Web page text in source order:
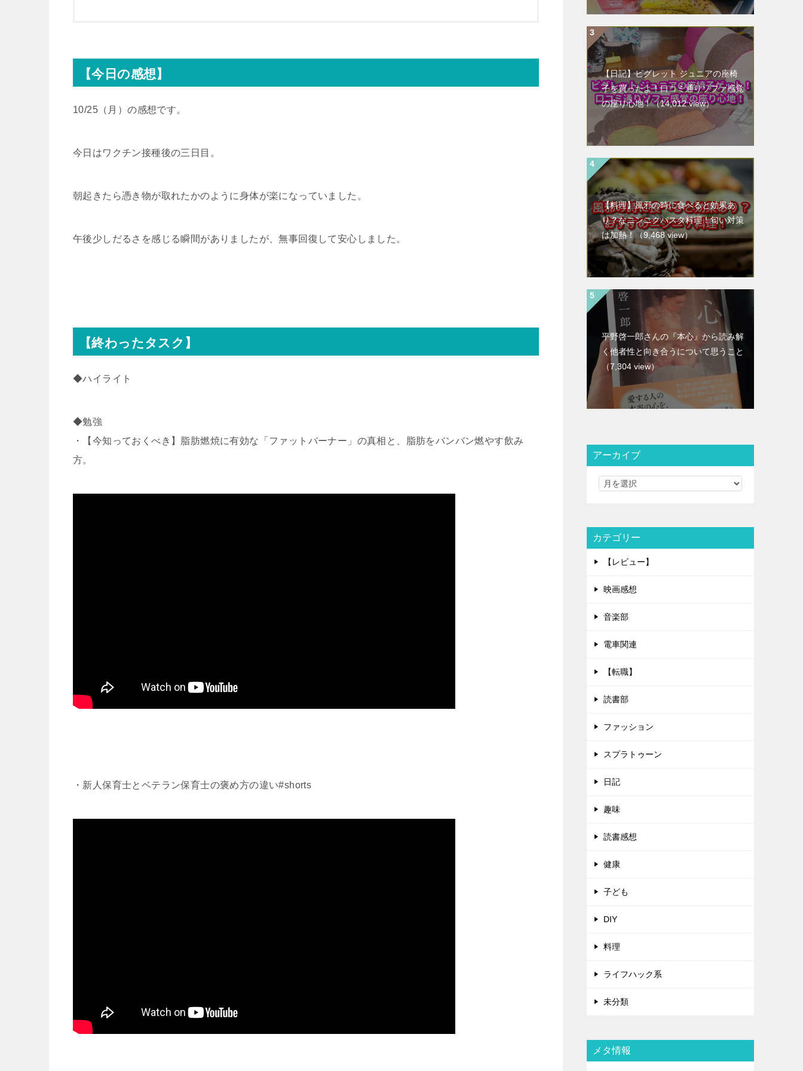
【今日の感想】
10/25（月）の感想です。
今日はワクチン接種後の三日目。
朝起きたら憑き物が取れたかのように身体が楽になっていました。
午後少しだるさを感じる瞬間がありましたが、無事回復して安心しました。
【終わったタスク】
◆ハイライト
◆勉強
・【今知っておくべき】脂肪燃焼に有効な「ファットバーナー」の真相と、脂肪をバンバン燃やす飲み
方。
・新人保育士とベテラン保育士の褒め方の違い#shorts
【日記】ピグレット ジュニアの座椅
子を買ったよ！口コミ通りソファ感覚
の座り心地！（14,012 view）
【料理】風邪の時に食べると効果あ
り？なニンニクパスタ料理！匂い対策
は加熱！ （9,468 view）
平野啓一郎さんの『本心』から読み解
く他者性と向き合うについて思うこと
（7,304 view）
アーカイブ
カテゴリー
【レビュー】
映画感想
音楽部
電車関連
【転職】
読書部
ファッション
スプラトゥーン
日記
趣味
読書感想
健康
子ども
DIY
料理
ライフハック系
未分類
メタ情報